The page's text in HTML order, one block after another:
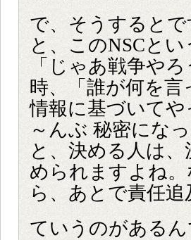
で、そうすると
と、このNSCと
「じゃあ戦争や
時、「誰が何を
情報に基づいて
～んぶ 秘密にな
と、決める人は
められますよね
ら、あとで責任
ていうのがあるん